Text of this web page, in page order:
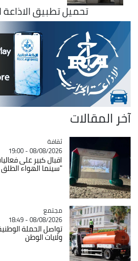
تحميل تطبيق الاذاعة
آخر المقالات
Catégorie
ثقافة
08/08/2026 - 19:00
اقبال كبير على
"سينما الهواء الطلق
Catégorie
مجتمع
08/08/2026 - 18:49
تواصل الحملة
ولايات الوطن